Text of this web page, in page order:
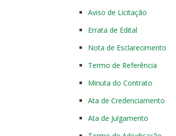
Aviso de Licitação
Errata de Edital
Nota de Esclarecimento
Termo de Referência
Minuta do Contrato
Ata de Credenciamento
Ata de Julgamento